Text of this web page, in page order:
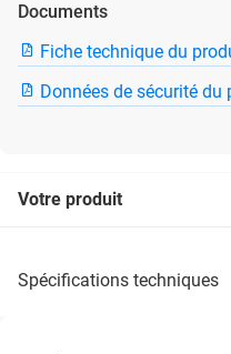
Documents
Fiche technique du
Données de sécurité du
Votre produit
spécifications techniques